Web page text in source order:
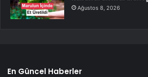
Ağustos 8, 2026
En Güncel Haberler